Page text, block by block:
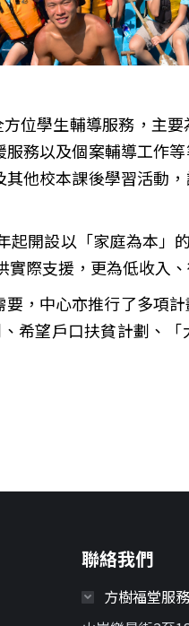
位學生輔導服務，主
務以及個案輔導工作
他校本課後學習活動
起開設以「家庭為本
際支援，更為低收入
，中心亦推行了多項
希望戶口扶貧計劃、
聯絡我們
方樹福堂服